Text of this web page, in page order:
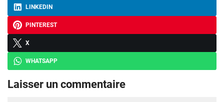
LINKEDIN
PINTEREST
X
WHATSAPP
Laisser un commentaire